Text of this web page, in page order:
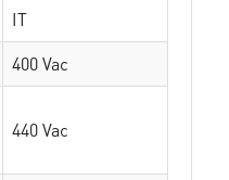
IT
400 Vac
440 Vac